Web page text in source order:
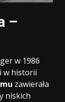
–
w 1986
w historii
zawierała
niskich